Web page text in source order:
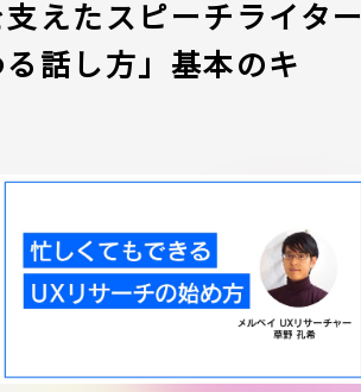
えたスピーチライター
話し方」基本のキ